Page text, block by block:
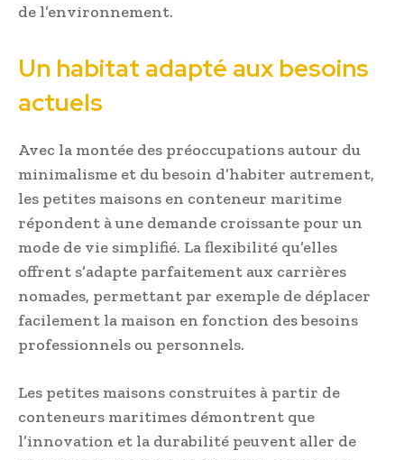
de l’environnement.
Un habitat adapté aux besoins
actuels
Avec la montée des préoccupations autour du
minimalisme et du besoin d’habiter autrement,
les petites maisons en conteneur maritime
répondent à une demande croissante pour un
mode de vie simplifié. La flexibilité qu’elles
offrent s’adapte parfaitement aux carrières
nomades, permettant par exemple de déplacer
facilement la maison en fonction des besoins
professionnels ou personnels.
Les petites maisons construites à partir de
conteneurs maritimes démontrent que
l’innovation et la durabilité peuvent aller de